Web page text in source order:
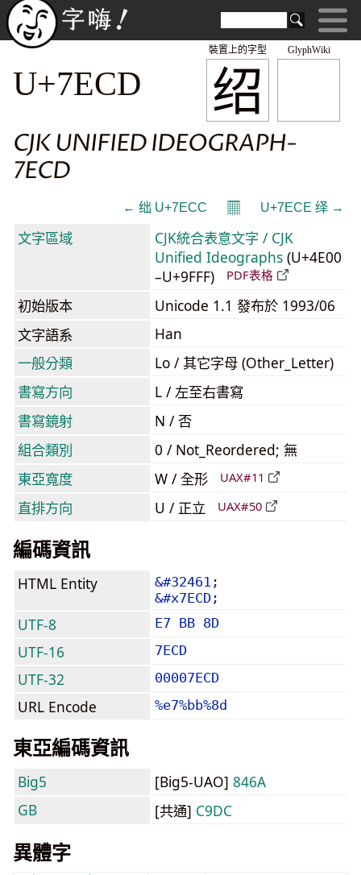
GlyphWiki
绍
裝置上的字型
U+7ECD
CJK UNIFIED IDEOGRAPH-
7ECD
← 绌 U+7ECC 𝄜 U+7ECE 绎 →
文字區域
CJK統合表意文字 / CJK
Unified Ideographs (U+4E00
–U+9FFF)
PDF表格
初始版本
Unicode 1.1 發布於 1993/06
文字語系
Han
一般分類
Lo / 其它字母 (Other_Letter)
書寫方向
L / 左至右書寫
書寫鏡射
N / 否
組合類別
0 / Not_Reordered; 無
東亞寬度
W / 全形 UAX#11
直排方向 U / 正立 UAX#50
編碼資訊
HTML Entity
&#32461;
&#x7ECD;
UTF-8 E7 BB 8D
UTF-16 7ECD
UTF-32 00007ECD
URL Encode %e7%bb%8d
東亞編碼資訊
Big5 [Big5-UAO] 846A
GB
[共通] C9DC
異體字